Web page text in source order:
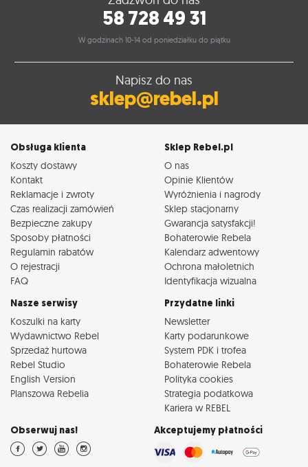
58 728 49 31
W godzinach 10-14 od poniedziałku do piątku
Napisz do nas
sklep@rebel.pl
Obsługa klienta
Koszty dostawy
Kontakt
Reklamacje i zwroty
Czas realizacji zamówień
Bezpieczne zakupy
Sposoby płatności
Regulamin rabatów
O rejestracji
FAQ
Sklep Rebel.pl
O nas
Opinie Klientów
Wyróżnienia i nagrody
Sklep stacjonarny
Gwarancja satysfakcji!
Bohaterowie Rebela
Kalendarz adwentowy
Ochrona małoletnich
Identyfikacja wizualna
Nasze serwisy
Koszulki na karty
Wydawnictwo Rebel
Sprzedaż hurtowa
Rebel Studio
English Version
Planszowa Rebelia
Przydatne linki
Newsletter
Karty podarunkowe
System PDK i trofea
Bohaterowie Rebela
Polityka cookies
Strategia podatkowa
Kariera w REBEL
Obserwuj nas! Akceptujemy płatności